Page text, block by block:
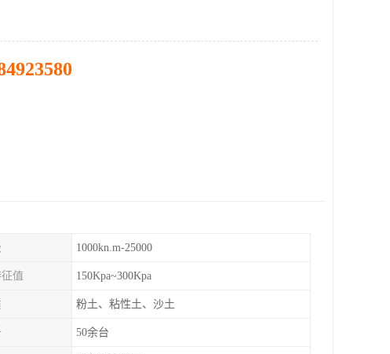
1000kn.m-25000
值 150Kpa~300Kpa
粉土、粘性土、沙土
50余台